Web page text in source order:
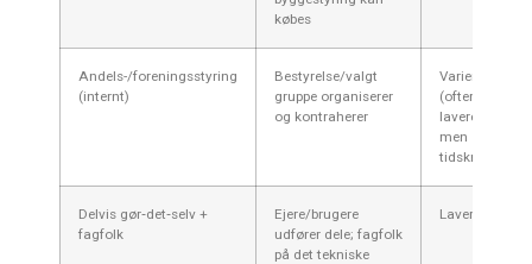
købes
Andels-/foreningsstyring
(internt)
Bestyrelse/valgt
gruppe organiserer
og kontraherer
Varieret
(oftere
lavere)
men
tidskrævende
Delvis gør‑det‑selv +
fagfolk
Ejere/brugere
udfører dele; fagfolk
på det tekniske
Lavere